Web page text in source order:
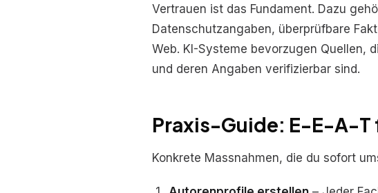
Vertrauen ist das Fundament. Dazu
Datenschutzangaben, überprüfbare
Web. KI-Systeme bevorzugen Quellen,
und deren Angaben verifizierbar sind.
Praxis-Guide: E-E-A-T
Konkrete Massnahmen, die du sofort